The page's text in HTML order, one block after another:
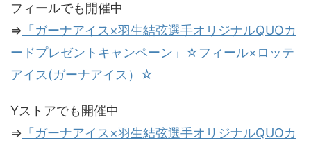
フィールでも開催中
⇒ 「ガーナアイス×羽生結弦選手オリジナルQUOカ
ードプレゼントキャンペーン」☆フィール×ロッテ
アイス(ガーナアイス）☆
Yストアでも開催中
⇒ 「ガーナアイス×羽生結弦選手オリジナルQUOカ